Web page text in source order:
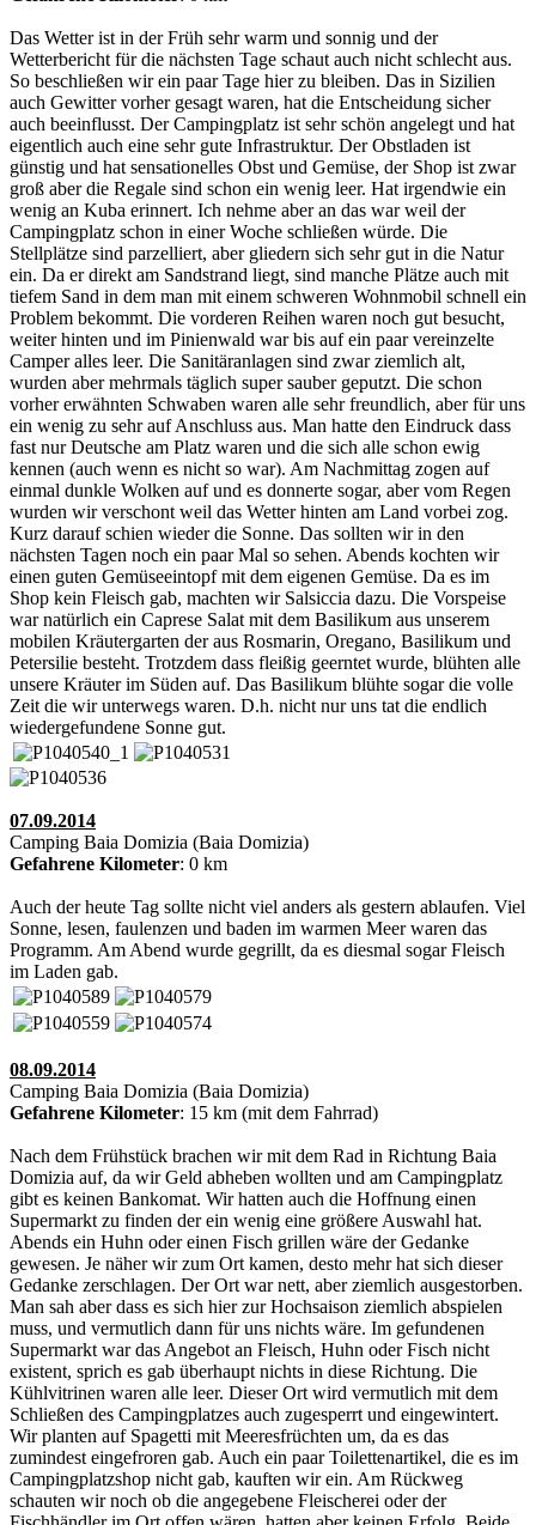
Das Wetter ist in der Früh sehr warm und sonnig und der
Wetterbericht für die nächsten Tage schaut auch nicht schlecht aus.
So beschließen wir ein paar Tage hier zu bleiben. Das in Sizilien
auch Gewitter vorher gesagt waren, hat die Entscheidung sicher
auch beeinflusst. Der Campingplatz ist sehr schön angelegt und hat
eigentlich auch eine sehr gute Infrastruktur. Der Obstladen ist
günstig und hat sensationelles Obst und Gemüse, der Shop ist zwar
groß aber die Regale sind schon ein wenig leer. Hat irgendwie ein
wenig an Kuba erinnert. Ich nehme aber an das war weil der
Campingplatz schon in einer Woche schließen würde. Die
Stellplätze sind parzelliert, aber gliedern sich sehr gut in die Natur
ein. Da er direkt am Sandstrand liegt, sind manche Plätze auch mit
tiefem Sand in dem man mit einem schweren Wohnmobil schnell ein
Problem bekommt. Die vorderen Reihen waren noch gut besucht,
weiter hinten und im Pinienwald war bis auf ein paar vereinzelte
Camper alles leer. Die Sanitäranlagen sind zwar ziemlich alt,
wurden aber mehrmals täglich super sauber geputzt. Die schon
vorher erwähnten Schwaben waren alle sehr freundlich, aber für uns
ein wenig zu sehr auf Anschluss aus. Man hatte den Eindruck dass
fast nur Deutsche am Platz waren und die sich alle schon ewig
kennen (auch wenn es nicht so war). Am Nachmittag zogen auf
einmal dunkle Wolken auf und es donnerte sogar, aber vom Regen
wurden wir verschont weil das Wetter hinten am Land vorbei zog.
Kurz darauf schien wieder die Sonne. Das sollten wir in den
nächsten Tagen noch ein paar Mal so sehen. Abends kochten wir
einen guten Gemüseeintopf mit dem eigenen Gemüse. Da es im
Shop kein Fleisch gab, machten wir Salsiccia dazu. Die Vorspeise
war natürlich ein Caprese Salat mit dem Basilikum aus unserem
mobilen Kräutergarten der aus Rosmarin, Oregano, Basilikum und
Petersilie besteht. Trotzdem dass fleißig geerntet wurde, blühten alle
unsere Kräuter im Süden auf. Das Basilikum blühte sogar die volle
Zeit die wir unterwegs waren. D.h. nicht nur uns tat die endlich
wiedergefundene Sonne gut.
07.09.2014
Camping Baia Domizia (Baia Domizia)
Gefahrene Kilometer: 0 km
Auch der heute Tag sollte nicht viel anders als gestern ablaufen. Viel
Sonne, lesen, faulenzen und baden im warmen Meer waren das
Programm. Am Abend wurde gegrillt, da es diesmal sogar Fleisch
im Laden gab.
08.09.2014
Camping Baia Domizia (Baia Domizia)
Gefahrene Kilometer: 15 km (mit dem Fahrrad)
Nach dem Frühstück brachen wir mit dem Rad in Richtung Baia
Domizia auf, da wir Geld abheben wollten und am Campingplatz
gibt es keinen Bankomat. Wir hatten auch die Hoffnung einen
Supermarkt zu finden der ein wenig eine größere Auswahl hat.
Abends ein Huhn oder einen Fisch grillen wäre der Gedanke
gewesen. Je näher wir zum Ort kamen, desto mehr hat sich dieser
Gedanke zerschlagen. Der Ort war nett, aber ziemlich ausgestorben.
Man sah aber dass es sich hier zur Hochsaison ziemlich abspielen
muss, und vermutlich dann für uns nichts wäre. Im gefundenen
Supermarkt war das Angebot an Fleisch, Huhn oder Fisch nicht
existent, sprich es gab überhaupt nichts in diese Richtung. Die
Kühlvitrinen waren alle leer. Dieser Ort wird vermutlich mit dem
Schließen des Campingplatzes auch zugesperrt und eingewintert.
Wir planten auf Spagetti mit Meeresfrüchten um, da es das
zumindest eingefroren gab. Auch ein paar Toilettenartikel, die es im
Campingplatzshop nicht gab, kauften wir ein. Am Rückweg
schauten wir noch ob die angegebene Fleischerei oder der